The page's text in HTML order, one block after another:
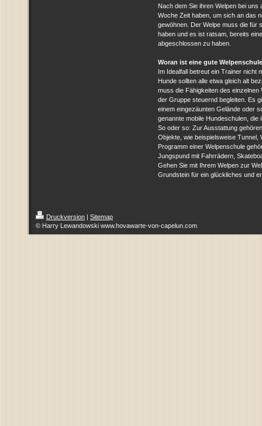
Nach dem Sie ihren Welpen bei
Woche Zeit haben, um sich an das
gewöhnen. Der Welpe muss die für
haben und es ist ratsam, bereits
abgeschlossen zu haben.
Woran ist eine gute
Im Idealfall betreut ein Trainer nicht
Hunde sollten alle etwa gleich alt
muss die Fähigkeiten des
der Gruppe steuernd begleiten. Es
einem eingezäunten Gelände oder
genannte mobile Hundeschulen, die
So oder so: Zur Ausstattung
Objekte, wie beispielsweise Tunnel,
Programm einer Welpenschule
Jungspund mit Fahrrädern,
Gehen Sie mit Ihrem Welpen zur
Grundstein für ein glückliches und
Druckversion | Sitemap
© Harry Lewandowski www.hovawarte-von-capelun.com